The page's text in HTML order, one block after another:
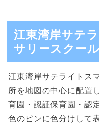
江東湾岸サテ
サリースクー
江東湾岸サテライトス
所を地図の中心に配置
育園・認証保育園・認
色のピンに色分けして